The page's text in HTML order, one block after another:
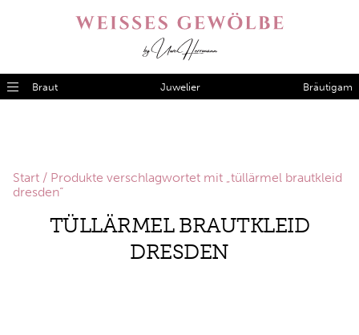
Braut Juwelier Bräutigam
Start / Produkte verschlagwortet mit „tüllärmel brautkleid
dresden“
TÜLLÄRMEL BRAUTKLEID
DRESDEN